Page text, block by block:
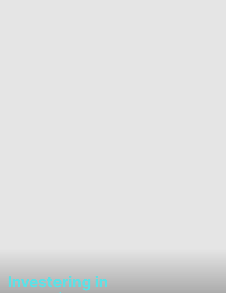
Investering in